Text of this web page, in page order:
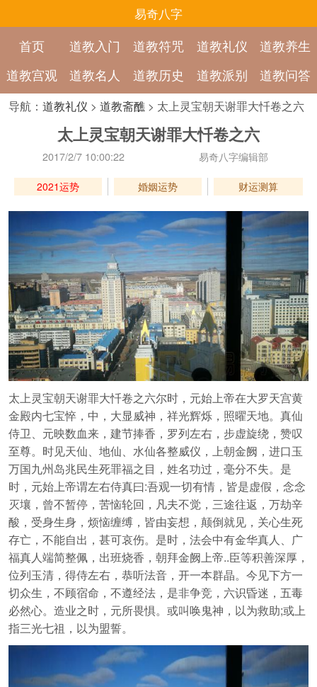
易奇八字
首页 道教入门 道教符咒 道教礼仪
道教养生
道教宫观
道教名人 道教历史 道教派别 道教问答
导航： 道教礼仪 > 道教斋醮> 太上灵宝朝天谢罪大忏卷之六
太上灵宝朝天谢罪大忏卷之六
2017/2/7 10:00:22 易奇八字编辑部
2021运势 婚姻运势 财运测算
太上灵宝朝天谢罪大忏卷之六尔时，元始上帝在大罗天宫黄
金殿内七宝悴，中，大显威神，祥光辉烁，照曜天地。真仙
侍卫、元映数血来，建节捧香，罗列左右，步虚旋绕，赞叹
至尊。时见天仙、地仙、水仙各整威仪，上朝金阙，进口玉
万国九州岛兆民生死罪福之目，姓名功过，毫分不失。是
时，元始上帝谓左右侍真曰:吾观一切有情，皆是虚假，念念
灭壤，曾不暂停，苦恼轮回，凡夫不觉，三途往返，万劫辛
酸，受身生身，烦恼缠缚，皆由妄想，颠倒就见，关心生死
存亡，不能自出，甚可哀伤。是时，法会中有金华真人、广
福真人端简整佩，出班烧香，朝拜金阙上帝..臣等积善深厚，
位列玉清，得侍左右，恭听法音，开一本群晶。今见下方一
切众生，不顾宿命，不遵经法，是非争竞，六识昏迷，五毒
必然心。造业之时，元所畏惧。或叫唤鬼神，以为救助;或上
指三光七祖，以为盟誓。